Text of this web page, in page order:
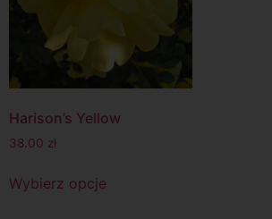
Harison’s Yellow
38.00 zł
Wybierz opcje